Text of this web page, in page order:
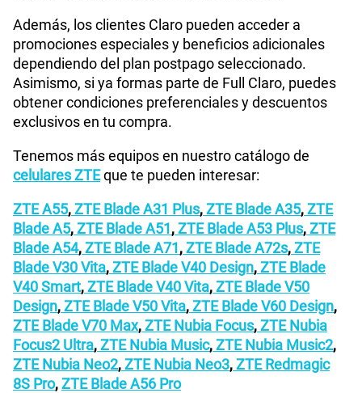
Además, los clientes Claro pueden acceder a
promociones especiales y beneficios adicionales
dependiendo del plan postpago seleccionado.
Asimismo, si ya formas parte de Full Claro, puedes
obtener condiciones preferenciales y descuentos
exclusivos en tu compra.
Tenemos más equipos en nuestro catálogo de
celulares ZTEque te pueden interesar:
ZTE A55,ZTE Blade A31 Plus,ZTE Blade A35,ZTE
Blade A5,ZTE Blade A51,ZTE Blade A53 Plus,ZTE
Blade A54,ZTE Blade A71,ZTE Blade A72s,ZTE
Blade V30 Vita,ZTE Blade V40 Design,ZTE Blade
V40 Smart,ZTE Blade V40 Vita,ZTE Blade V50
Design,ZTE Blade V50 Vita,ZTE Blade V60 Design,
ZTE Blade V70 Max,ZTE Nubia Focus,ZTE Nubia
Focus2 Ultra,ZTE Nubia Music,ZTE Nubia Music2,
ZTE Nubia Neo2,ZTE Nubia Neo3,ZTE Redmagic
8S Pro,ZTE Blade A56 Pro